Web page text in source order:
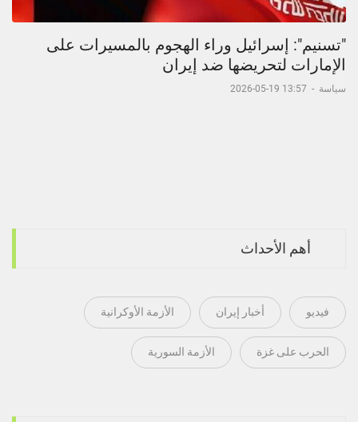
"تسنيم": إسرائيل وراء الهجوم بالمسيرات على
الإمارات لتحريضها ضد إيران
سياسة -
13:57 19-05-2026
أهم الأحداث
فيديو أخبار إيران الأزمة الأوكرانية
الحرب على غزة الأزمة السورية